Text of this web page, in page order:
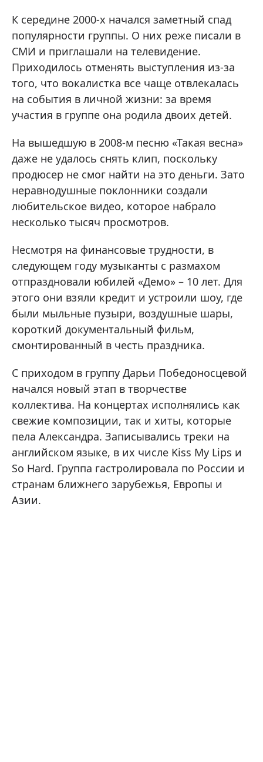
К середине 2000-х начался заметный спад
популярности группы. О них реже писали в
СМИ и приглашали на телевидение.
Приходилось отменять выступления из-за
того, что вокалистка все чаще отвлекалась
на события в личной жизни: за время
участия в группе она родила двоих детей.
На вышедшую в 2008-м песню «Такая весна»
даже не удалось снять клип, поскольку
продюсер не смог найти на это деньги. Зато
неравнодушные поклонники создали
любительское видео, которое набрало
несколько тысяч просмотров.
Несмотря на финансовые трудности, в
следующем году музыканты с размахом
отпраздновали юбилей «Демо» – 10 лет. Для
этого они взяли кредит и устроили шоу, где
были мыльные пузыри, воздушные шары,
короткий документальный фильм,
смонтированный в честь праздника.
С приходом в группу Дарьи Победоносцевой
начался новый этап в творчестве
коллектива. На концертах исполнялись как
свежие композиции, так и хиты, которые
пела Александра. Записывались треки на
английском языке, в их числе Kiss My Lips и
So Hard. Группа гастролировала по России и
странам ближнего зарубежья, Европы и
Азии.